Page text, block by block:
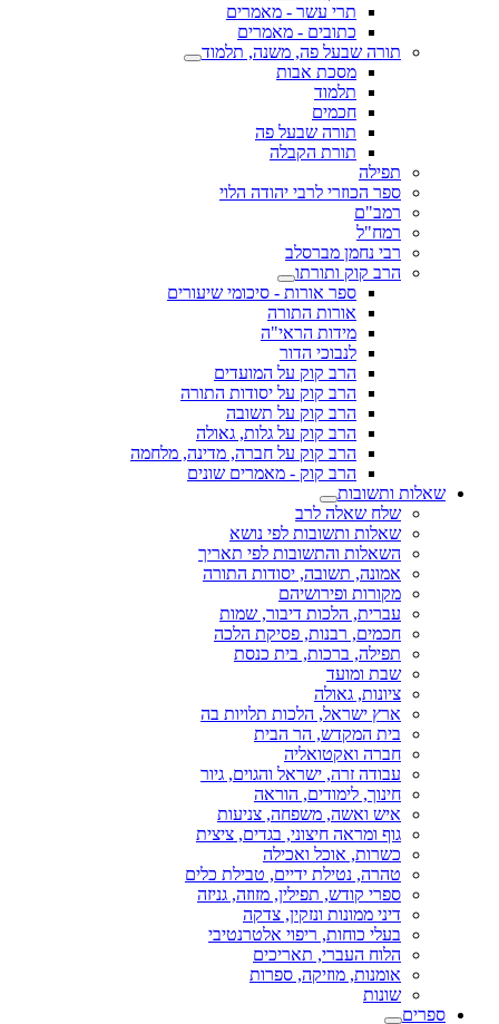
תרי עשר - מאמרים
כתובים - מאמרים
תורה שבעל פה, משנה, תלמוד
מסכת אבות
תלמוד
חכמים
תורה שבעל פה
תורת הקבלה
תפילה
ספר הכוזרי לרבי יהודה הלוי
רמב"ם
רמח"ל
רבי נחמן מברסלב
הרב קוק ותורתו
ספר אורות - סיכומי שיעורים
אורות התורה
מידות הראי"ה
לנבוכי הדור
הרב קוק על המועדים
הרב קוק על יסודות התורה
הרב קוק על תשובה
הרב קוק על גלות, גאולה
הרב קוק על חברה, מדינה, מלחמה
הרב קוק - מאמרים שונים
שאלות ותשובות
שלח שאלה לרב
שאלות ותשובות לפי נושא
השאלות והתשובות לפי תאריך
אמונה, תשובה, יסודות התורה
מקורות ופירושיהם
עברית, הלכות דיבור, שמות
חכמים, רבנות, פסיקת הלכה
תפילה, ברכות, בית כנסת
שבת ומועד
ציונות, גאולה
ארץ ישראל, הלכות תלויות בה
בית המקדש, הר הבית
חברה ואקטואליה
עבודה זרה, ישראל והגוים, גיור
חינוך, לימודים, הוראה
איש ואשה, משפחה, צניעות
גוף ומראה חיצוני, בגדים, ציצית
כשרות, אוכל ואכילה
טהרה, נטילת ידיים, טבילת כלים
ספרי קודש, תפילין, מזוזה, גניזה
דיני ממונות ונזקין, צדקה
בעלי כוחות, ריפוי אלטרנטיבי
הלוח העברי, תאריכים
אומנות, מוזיקה, ספרות
שונות
ספרים